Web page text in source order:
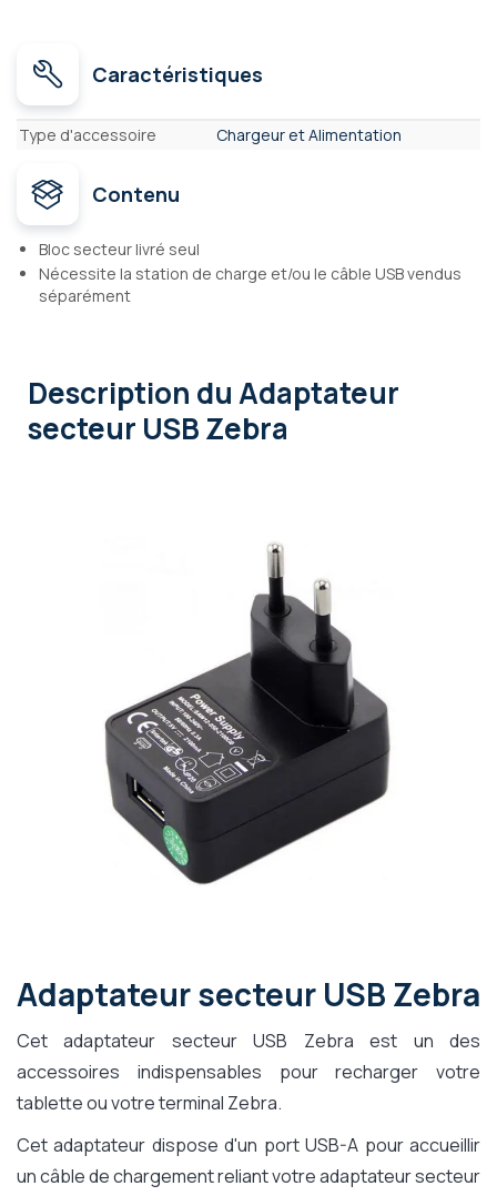
Caractéristiques
Caractéristiques
Type d'accessoire Chargeur et Alimentation
Contenu
Bloc secteur livré seul
Nécessite la station de charge et/ou le câble USB vendus
séparément
Description du Adaptateur
secteur USB Zebra
Adaptateur secteur USB Zebra
Cet adaptateur secteur USB Zebra est un des
accessoires indispensables pour recharger votre
tablette ou votre terminal Zebra.
Cet adaptateur dispose d'un port USB-A pour accueillir
un câble de chargement reliant votre adaptateur secteur